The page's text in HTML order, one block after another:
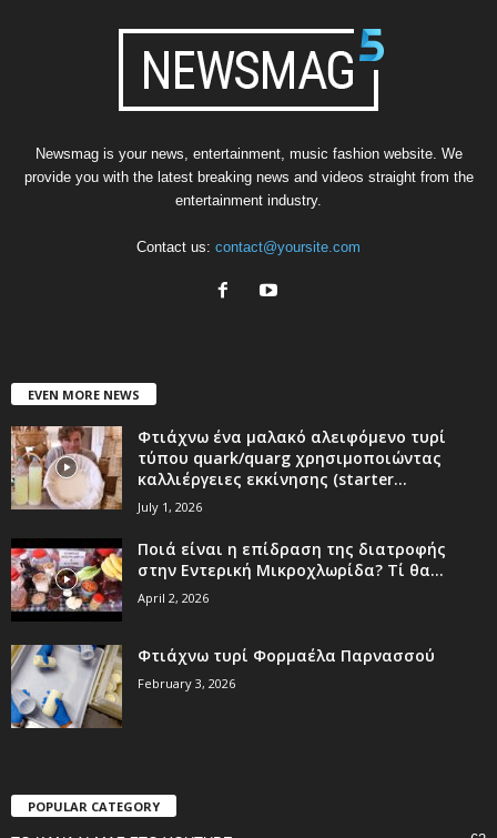
Newsmag is your news, entertainment, music fashion website. We
provide you with the latest breaking news and videos straight from the
entertainment industry.
Contact us: contact@yoursite.com
EVEN MORE NEWS
Φτιάχνω ένα μαλακό αλειφόμενο τυρί
τύπου quark/quarg χρησιμοποιώντας
καλλιέργειες εκκίνησης (starter...
July 1, 2026
Ποιά είναι η επίδραση της διατροφής
στην Εντερική Μικροχλωρίδα? Τί θα...
April 2, 2026
Φτιάχνω τυρί Φορμαέλα Παρνασσού
February 3, 2026
POPULAR CATEGORY